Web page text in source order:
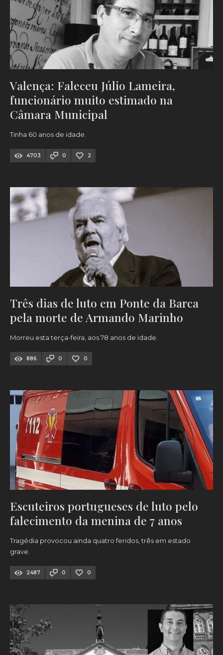
Valença: Faleceu Júlio Lameira,
funcionário muito estimado na
Câmara Municipal
Tinha 60 anos de idade.
4703 0 2
Três dias de luto em Ponte da Barca
pela morte de Armando Marinho
Morreu esta terça-feira, aos 78 anos de idade.
886 0 0
Escuteiros portugueses de luto pelo
falecimento da menina de 7 anos
Tragédia provocou ainda quatro feridos, três em estado
grave.
2487 0 0